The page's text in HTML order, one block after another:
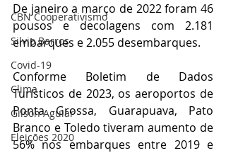
CBN Cooperativismo
Silvio Barros
Covid-19
Clima
Gilson Aguiar
Eleições 2020
De janeiro a março de 2022 foram 46
pousos e decolagens com 2.181
embarques e 2.055 desembarques.
Conforme Boletim de Dados
Turísticos de 2023, os aeroportos de
Ponta Grossa, Guarapuava, Pato
Branco e Toledo tiveram aumento de
56% nos embarques entre 2019 e